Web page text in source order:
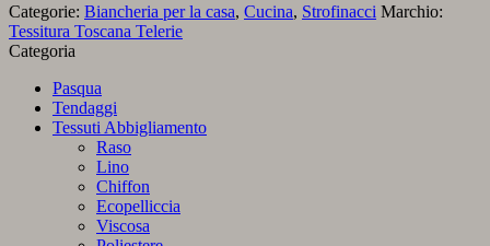
Categorie: Biancheria per la casa, Cucina, Strofinacci Marchio:
Tessitura Toscana Telerie
Categoria
Pasqua
Tendaggi
Tessuti Abbigliamento
Raso
Lino
Chiffon
Ecopelliccia
Viscosa